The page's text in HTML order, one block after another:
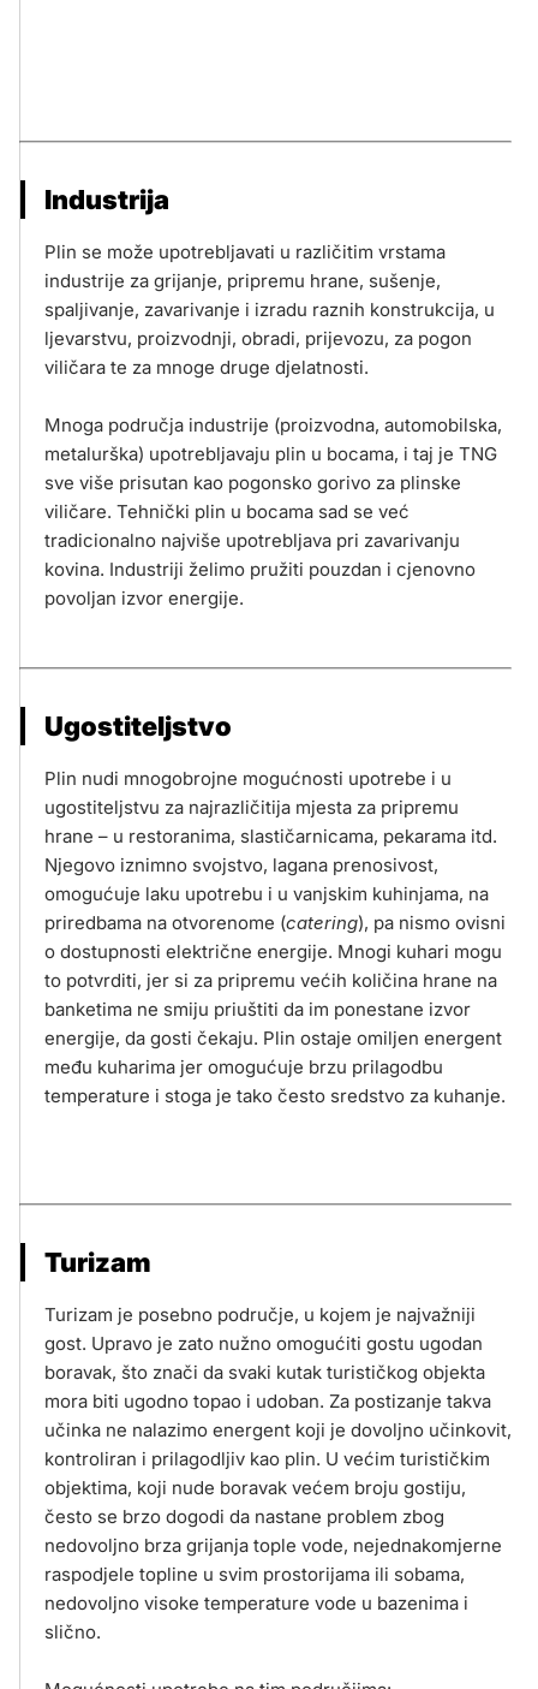
Industrija
Plin se može upotrebljavati u različitim vrstama
industrije za grijanje, pripremu hrane, sušenje,
spaljivanje, zavarivanje i izradu raznih konstrukcija, u
ljevarstvu, proizvodnji, obradi, prijevozu, za pogon
viličara te za mnoge druge djelatnosti.
Mnoga područja industrije (proizvodna, automobilska,
metalurška) upotrebljavaju plin u bocama, i taj je TNG
sve više prisutan kao pogonsko gorivo za plinske
viličare. Tehnički plin u bocama sad se već
tradicionalno najviše upotrebljava pri zavarivanju
kovina. Industriji želimo pružiti pouzdan i cjenovno
povoljan izvor energije.
Ugostiteljstvo
Plin nudi mnogobrojne mogućnosti upotrebe i u
ugostiteljstvu za najrazličitija mjesta za pripremu
hrane – u restoranima, slastičarnicama, pekarama itd.
Njegovo iznimno svojstvo, lagana prenosivost,
omogućuje laku upotrebu i u vanjskim kuhinjama, na
priredbama na otvorenome (catering), pa nismo ovisni
o dostupnosti električne energije. Mnogi kuhari mogu
to potvrditi, jer si za pripremu većih količina hrane na
banketima ne smiju priuštiti da im ponestane izvor
energije, da gosti čekaju. Plin ostaje omiljen energent
među kuharima jer omogućuje brzu prilagodbu
temperature i stoga je tako često sredstvo za kuhanje.
Turizam
Turizam je posebno područje, u kojem je najvažniji
gost. Upravo je zato nužno omogućiti gostu ugodan
boravak, što znači da svaki kutak turističkog objekta
mora biti ugodno topao i udoban. Za postizanje takva
učinka ne nalazimo energent koji je dovoljno učinkovit,
kontroliran i prilagodljiv kao plin. U većim turističkim
objektima, koji nude boravak većem broju gostiju,
često se brzo dogodi da nastane problem zbog
nedovoljno brza grijanja tople vode, nejednakomjerne
raspodjele topline u svim prostorijama ili sobama,
nedovoljno visoke temperature vode u bazenima i
slično.